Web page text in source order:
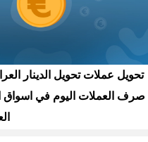
تحويل عملات تحويل الدينار
صرف العملات اليوم في اسواق